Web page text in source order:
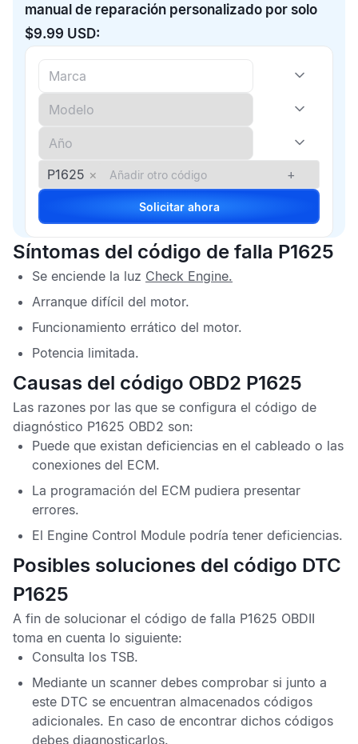
manual de reparación personalizado por solo
$9.99 USD:
P1625 × +
Solicitar ahora
Síntomas del código de falla P1625
Se enciende la luz Check Engine.
Arranque difícil del motor.
Funcionamiento errático del motor.
Potencia limitada.
Causas del código OBD2 P1625
Las razones por las que se configura el código de
diagnóstico P1625 OBD2 son:
Puede que existan deficiencias en el cableado o las
conexiones del ECM.
La programación del ECM pudiera presentar
errores.
El Engine Control Module podría tener deficiencias.
Posibles soluciones del código DTC
P1625
A fin de solucionar el código de falla P1625 OBDII
toma en cuenta lo siguiente:
Consulta los TSB.
Mediante un scanner debes comprobar si junto a
este DTC se encuentran almacenados códigos
adicionales. En caso de encontrar dichos códigos
debes diagnosticarlos.